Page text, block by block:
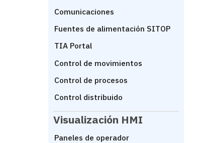
Comunicaciones
Fuentes de alimentación SITOP
TIA Portal
Control de movimientos
Control de procesos
Control distribuido
Visualización HMI
Paneles de operador